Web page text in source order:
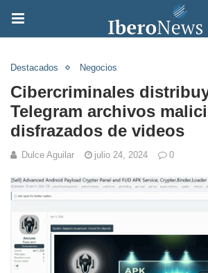
Destacados Negocios
Cibercriminales
Telegram archivos
disfrazados de videos
Dulce Aguilar julio 24, 2024 0